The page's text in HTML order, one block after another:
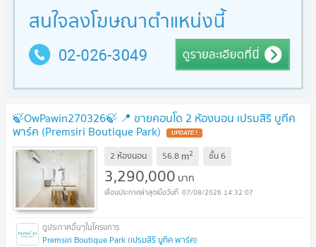
🍃OwPawin270326🍃 📍 ขายคอนโด 2 ห้องนอน เปรมสิริ บูทีค
พาร์ค (Premsiri Boutique Park)
2 ห้องนอน 56.8 m2 ชั้น6
3,290,000 บาท
07/08/2026 14:32:07
Premsiri Boutique Park (เปรมสิริ บูทิค พาร์ค)